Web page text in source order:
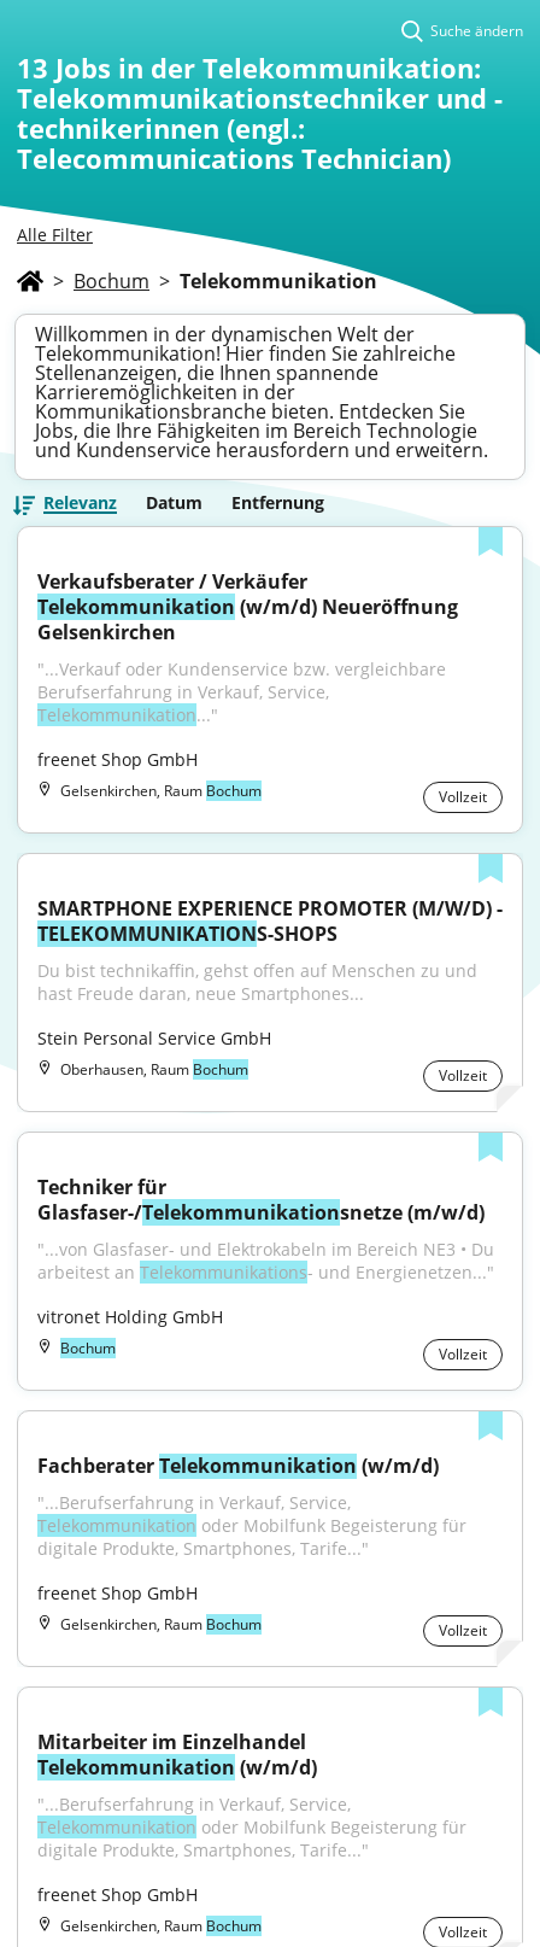
Alle Filter
Suche ändern
13 Jobs in der Telekommunikation:
Telekommunikationstechniker und -
technikerinnen (engl.:
Telecommunications Technician)
> Bochum > Telekommunikation
Willkommen in der dynamischen Welt der
Telekommunikation! Hier finden Sie zahlreiche
Stellenanzeigen, die Ihnen spannende
Karrieremöglichkeiten in der
Kommunikationsbranche bieten. Entdecken Sie
Jobs, die Ihre Fähigkeiten im Bereich Technologie
und Kundenservice herausfordern und erweitern.
Relevanz Datum Entfernung
Telekommunikation (w/m/d) Neueröffnung
Gelsenkirchen
"...Verkauf oder Kundenservice bzw. vergleichbare
Telekommunikation..."
freenet Shop GmbH
Gelsenkirchen, Raum Bochum Vollzeit
TELEKOMMUNIKATIONS-SHOPS
Du bist technikaffin, gehst offen auf Menschen zu und
hast Freude daran, neue Smartphones...
Stein Personal Service GmbH
Oberhausen, Raum Bochum Vollzeit
Techniker für
Glasfaser-/Telekommunikationsnetze (m/w/d)
"...von Glasfaser- und Elektrokabeln im Bereich NE3 • Du
arbeitest an Telekommunikations- und Energienetzen..."
vitronet Holding GmbH
Bochum Vollzeit
Fachberater Telekommunikation (w/m/d)
Telekommunikation oder Mobilfunk Begeisterung für
digitale Produkte, Smartphones, Tarife..."
freenet Shop GmbH
Gelsenkirchen, Raum Bochum Vollzeit
Telekommunikation (w/m/d)
Telekommunikation oder Mobilfunk Begeisterung für
digitale Produkte, Smartphones, Tarife..."
freenet Shop GmbH
Gelsenkirchen, Raum Bochum Vollzeit